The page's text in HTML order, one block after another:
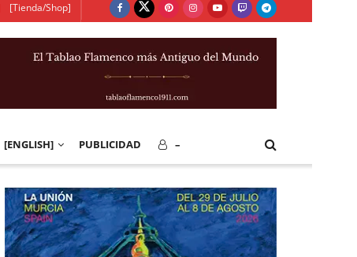
[Tienda/Shop]
[ENGLISH] PUBLICIDAD –